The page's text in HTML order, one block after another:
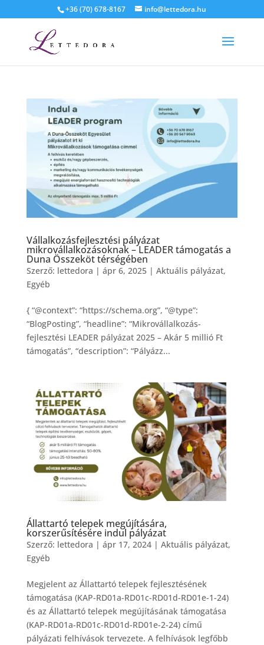
+36 (70) 678-8167 info@lettedora.hu
Vállalkozásfejlesztési pályázat
mikrovállalkozásoknak – LEADER támogatás a
Duna Összeköt térségében
Szerző: lettedora | ápr 6, 2025| Aktuális pályázat,
Egyéb
{ “@context”: “https://schema.org”, “@type”:
“BlogPosting”, “headline”: “Mikrovállalkozás-
fejlesztési LEADER pályázat 2025 – Akár 5 millió Ft
támogatás”, “description”: “Pályázz...
Állattartó telepek megújítására,
korszerűsítésére indul pályázat
Szerző: lettedora | ápr 17, 2024| Aktuális pályázat,
Egyéb
Megjelent az Állattartó telepek fejlesztésének
támogatása (KAP-RD01a-RD01c-RD01d-RD01e-1-24)
és az Állattartó telepek megújításának támogatása
(KAP-RD01a-RD01c-RD01d-RD01e-2-24) című
pályázati felhívások tervezete. A felhívások legfőbb